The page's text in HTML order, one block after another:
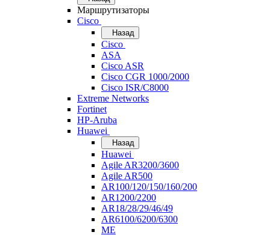
Маршрутизаторы
Cisco
Назад
Cisco
ASA
Cisco ASR
Cisco CGR 1000/2000
Cisco ISR/С8000
Extreme Networks
Fortinet
HP-Aruba
Huawei
Назад
Huawei
Agile AR3200/3600
Agile AR500
AR100/120/150/160/200
AR1200/2200
AR18/28/29/46/49
AR6100/6200/6300
ME